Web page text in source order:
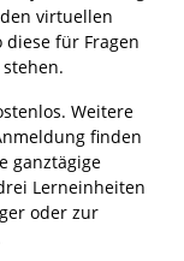
virtuellen
für Fragen
Weitere
finden
ganztägige
Lerneinheiten
oder zur